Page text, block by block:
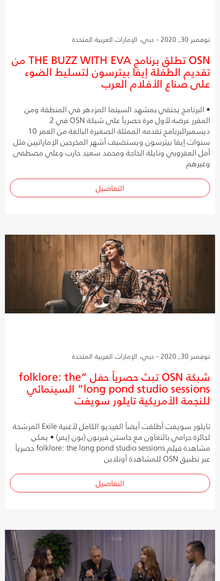
نوفمبر 30, 2020 - دبي، الإمارات العربية المتحدة
OSN تطلق برنامج THE BUZZ WITH EVA من
تقديم الطفلة إيفا بيترسون لتسليط الضوء
على صناع الأفلام العرب
• البرنامج يحتفي بمشهد السينما المزدهر في المنطقة ومن
المقرر عرضه لأول مرة حصرياً على شبكة OSN في 2
ديسمبرالبرنامج تقدمه الممثلة الصغيرة البالغة من العمر 10
سنوات إيفا بيترسون ويستضيف أشهر المخرجين الإماراتيين مثل
أمل العقروبي ونايلة الخاجة ومحمد سعيد حارب وعلي مصطفى
وغيرهم
التفاصيل
نوفمبر 30, 2020 - دبي، الإمارات العربية المتحدة
شبكة OSN تبث حصرياً حفل “folklore: the
long pond studio sessions” السينمائي
للنجمة الأمريكية تايلور سويفت
تايلور سويفت أطلقت أيضاً الفيديو الكامل لأغنية Exile المرشحة
لجائزة جرامي بالتعاون مع جاستن فيرنون (بون إيفر) • يمكن
مشاهدة فيلم folklore: the long pond studio sessions حصرياً
عبر تطبيق OSN للمشاهدة أونلاين
التفاصيل